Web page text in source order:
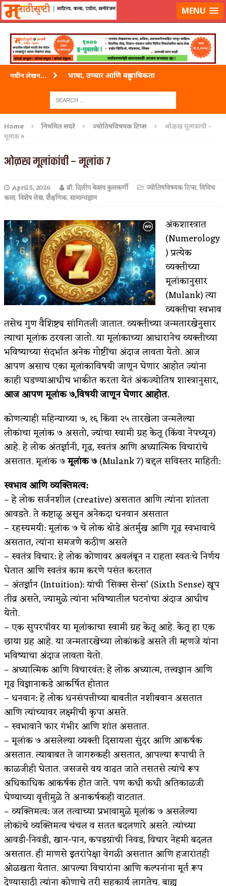
लॉग-इन करा|लेखक नोंदणी कराMENU
नवीन लेखन... भाषा, उच्चार आणि बहुभाषिकता
ताम्र – एक अफलातून धातू (COPPER)
अशी एक कविता लिहू इच्छिते
शपथ
पुस्तके बदलायची आहेत तुम्हाला!
किती घोषणांचा पाऊस होता
कसं हुईन तं हू माय…
काळजाचे प्रेत
चमकदार चांदी
आदिवासींचा डॉक्टर, समाजसेवेचा ध्यास : डॉ. राहुल
जोशी
डेंग्यू: ताप उतरला म्हणजे धोका टळला असे नाही!
४ जुलै – इतिहासात घडलेल्या महत्त्वाच्या घटना
‘अर्थ’पूर्ण हास्य
अष्टपैलू : खंडू रांगणेकर
अपूर्ण कथा
बुडीच खटलं – संयुक्त कुटुंब का गरजेचं?
Home नियमित सदरे ज्योतिषविषयक टिप्स
ओळख मूलांकांची –
मूलांक ७
ओळख मूलांकांची – मूलांक ७
April 5, 2026 डॉ. दिलीप केशव कुलकर्णी ज्योतिषविषयक टिप्स,विविध
कला,विशेष लेख,शैक्षणिक,सामान्यज्ञान
अंकशास्त्रात
(Numerology
) प्रत्येक
व्यक्तीच्या
मूलांकानुसार
(Mulank) त्या
व्यक्तीचा स्वभाव
तसेच गुण वैशिष्ट्य सांगितली जातात. व्यक्तीच्या जन्मतारखेनुसार
त्याचा मूलांक ठरवला जातो. या मूलांकाच्या आधारानेच व्यक्तीच्या
भविष्याच्या संदर्भात अनेक गोष्टींचा अंदाज लावता येतो. आज
आपण असाच एका मूलांकाविषयी जाणून घेणार आहोत ज्यांना
काही घडण्याआधीच भाकीत करता येतं अंकज्योतिष शास्त्रानुसार,
आज आपण मूलांक ७,विषयी जाणून घेणार आहोत.
कोणत्याही महिन्याच्या ७, १६ किंवा २५ तारखेला जन्मलेल्या
लोकांचा मूलांक ७ असतो, ज्यांचा स्वामी ग्रह केतू (किंवा नेपच्यून)
आहे. हे लोक अंतर्ज्ञानी, गूढ, स्वतंत्र आणि अध्यात्मिक विचारांचे
असतात. मूलांक ७मूलांक ७(Mulank 7) बद्दल सविस्तर माहिती:
स्वभाव आणि व्यक्तिमत्व:
– हे लोक सर्जनशील (creative) असतात आणि त्यांना शांतता
आवडते. ते कष्टाळू असून अनेकदा धनवान असतात
– रहस्यमयी: मूलांक ७ चे लोक थोडे अंतर्मुख आणि गूढ स्वभावाचे
असतात, त्यांना समजणे कठीण असते
– स्वतंत्र विचार: हे लोक कोणावर अवलंबून न राहता स्वतःचे निर्णय
घेतात आणि स्वतंत्र काम करणे पसंत करतात
– अंतर्ज्ञान (Intuition): यांची ‘सिक्स सेन्स’ (Sixth Sense) खूप
तीव्र असते, ज्यामुळे त्यांना भविष्यातील घटनांचा अंदाज आधीच
येतो.
– एक सुपरपॉवर या मूलांकाचा स्वामी ग्रह केतू आहे. केतू हा एक
छाया ग्रह आहे. या जन्मतारखेच्या लोकांकडे असते ती म्हणजे यांना
भविष्याचा अंदाज लावता येतो.
– अध्यात्मिक आणि विचारवंत: हे लोक अध्यात्म, तत्त्वज्ञान आणि
गूढ विज्ञानाकडे आकर्षित होतात
– धनवान: हे लोक धनसंपत्तीच्या बाबतीत नशीबवान असतात
आणि त्यांच्यावर लक्ष्मीची कृपा असते.
– स्वभावाने फार गंभीर आणि शांत असतात.
– मूलांक ७ असलेल्या व्यक्ती दिसायला सुंदर आणि आकर्षक
असतात. त्याबाबत ते जागरुकही असतात, आपल्या रूपाची ते
काळजीही घेतात. जसजसे वय वाढत जाते तसतसे त्यांचे रूप
अधिकाधिक आकर्षक होत जाते. पण कधी कधी अतिकाळजी
घेण्याच्या वृत्तीमुळे ते अनाकर्षकही वाटतात.
– व्यक्तिमत्व: जल तत्वाच्या प्रभावामुळे मूलांक ७ असलेल्या
लोकांचे व्यक्तिमत्व चंचल व सतत बदलणारे असते. त्यांच्या
आवडी-निवडी, खान-पान, कपडय़ांची निवड, विचार नेहमी बदलत
असतात. ही माणसे इतरांपेक्षा वेगळी असतात आणि हजारांतही
ओळखता येतात. आपल्या विचारांना आणि कल्पनांना मूर्त रूप
देण्यासाठी त्यांना कोणाचे तरी सहकार्य लागतेच. बाह्य